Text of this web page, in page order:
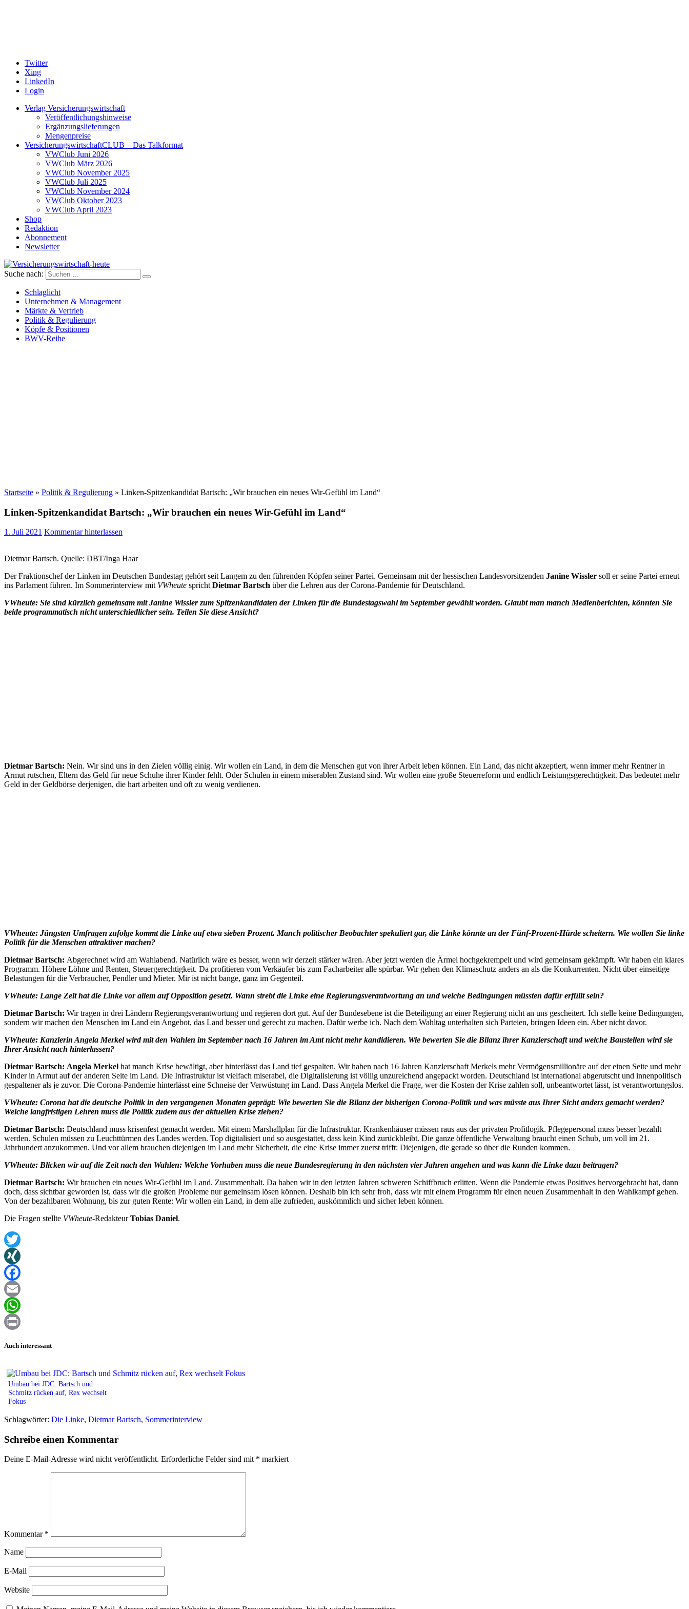
Twitter
Xing
LinkedIn
Login
Verlag Versicherungswirtschaft
Veröffentlichungshinweise
Ergänzungslieferungen
Mengenpreise
VersicherungswirtschaftCLUB – Das Talkformat
VWClub Juni 2026
VWClub März 2026
VWClub November 2025
VWClub Juli 2025
VWClub November 2024
VWClub Oktober 2023
VWClub April 2023
Shop
Redaktion
Abonnement
Newsletter
Versicherungswirtschaft-heute
Suche nach:
Schlaglicht
Unternehmen & Management
Märkte & Vertrieb
Politik & Regulierung
Köpfe & Positionen
BWV-Reihe
Startseite » Politik & Regulierung » Linken-Spitzenkandidat Bartsch: „Wir brauchen ein neues Wir-Gefühl im Land“
Linken-Spitzenkandidat Bartsch: „Wir brauchen ein neues Wir-Gefühl im Land“
1. Juli 2021 Kommentar hinterlassen
Dietmar Bartsch. Quelle: DBT/Inga Haar
Der Fraktionschef der Linken im Deutschen Bundestag gehört seit Langem zu den führenden Köpfen seiner Partei. Gemeinsam mit der hessischen Landesvorsitzenden Janine Wissler soll er seine Partei erneut
ins Parlament führen. Im Sommerinterview mit VWheute sprichtDietmar Bartsch über die Lehren aus der Corona-Pandemie für Deutschland.
VWheute: Sie sind kürzlich gemeinsam mit Janine Wissler zum Spitzenkandidaten der Linken für die Bundestagswahl im September gewählt worden. Glaubt man manch Medienberichten, könnten Sie
beide programmatisch nicht unterschiedlicher sein. Teilen Sie diese Ansicht?
Dietmar Bartsch: Nein. Wir sind uns in den Zielen völlig einig. Wir wollen ein Land, in dem die Menschen gut von ihrer Arbeit leben können. Ein Land, das nicht akzeptiert, wenn immer mehr Rentner in
Armut rutschen, Eltern das Geld für neue Schuhe ihrer Kinder fehlt. Oder Schulen in einem miserablen Zustand sind. Wir wollen eine große Steuerreform und endlich Leistungsgerechtigkeit. Das bedeutet mehr
Geld in der Geldbörse derjenigen, die hart arbeiten und oft zu wenig verdienen.
VWheute: Jüngsten Umfragen zufolge kommt die Linke auf etwa sieben Prozent. Manch politischer Beobachter spekuliert gar, die Linke könnte an der Fünf-Prozent-Hürde scheitern. Wie wollen Sie linke
Politik für die Menschen attraktiver machen?
Dietmar Bartsch: Abgerechnet wird am Wahlabend. Natürlich wäre es besser, wenn wir derzeit stärker wären. Aber jetzt werden die Ärmel hochgekrempelt und wird gemeinsam gekämpft. Wir haben ein klares
Programm. Höhere Löhne und Renten, Steuergerechtigkeit. Da profitieren vom Verkäufer bis zum Facharbeiter alle spürbar. Wir gehen den Klimaschutz anders an als die Konkurrenten. Nicht über einseitige
Belastungen für die Verbraucher, Pendler und Mieter. Mir ist nicht bange, ganz im Gegenteil.
VWheute: Lange Zeit hat die Linke vor allem auf Opposition gesetzt. Wann strebt die Linke eine Regierungsverantwortung an und welche Bedingungen müssten dafür erfüllt sein?
Dietmar Bartsch: Wir tragen in drei Ländern Regierungsverantwortung und regieren dort gut. Auf der Bundesebene ist die Beteiligung an einer Regierung nicht an uns gescheitert. Ich stelle keine Bedingungen,
sondern wir machen den Menschen im Land ein Angebot, das Land besser und gerecht zu machen. Dafür werbe ich. Nach dem Wahltag unterhalten sich Parteien, bringen Ideen ein. Aber nicht davor.
VWheute: Kanzlerin Angela Merkel wird mit den Wahlen im September nach 16 Jahren im Amt nicht mehr kandidieren. Wie bewerten Sie die Bilanz ihrer Kanzlerschaft und welche Baustellen wird sie
Ihrer Ansicht nach hinterlassen?
Dietmar Bartsch: Angela Merkel hat manch Krise bewältigt, aber hinterlässt das Land tief gespalten. Wir haben nach 16 Jahren Kanzlerschaft Merkels mehr Vermögensmillionäre auf der einen Seite und mehr
Kinder in Armut auf der anderen Seite im Land. Die Infrastruktur ist vielfach miserabel, die Digitalisierung ist völlig unzureichend angepackt worden. Deutschland ist international abgerutscht und innenpolitisch
gespaltener als je zuvor. Die Corona-Pandemie hinterlässt eine Schneise der Verwüstung im Land. Dass Angela Merkel die Frage, wer die Kosten der Krise zahlen soll, unbeantwortet lässt, ist verantwortungslos.
VWheute: Corona hat die deutsche Politik in den vergangenen Monaten geprägt: Wie bewerten Sie die Bilanz der bisherigen Corona-Politik und was müsste aus Ihrer Sicht anders gemacht werden?
Welche langfristigen Lehren muss die Politik zudem aus der aktuellen Krise ziehen?
Dietmar Bartsch: Deutschland muss krisenfest gemacht werden. Mit einem Marshallplan für die Infrastruktur. Krankenhäuser müssen raus aus der privaten Profitlogik. Pflegepersonal muss besser bezahlt
werden. Schulen müssen zu Leuchttürmen des Landes werden. Top digitalisiert und so ausgestattet, dass kein Kind zurückbleibt. Die ganze öffentliche Verwaltung braucht einen Schub, um voll im 21.
Jahrhundert anzukommen. Und vor allem brauchen diejenigen im Land mehr Sicherheit, die eine Krise immer zuerst trifft: Diejenigen, die gerade so über die Runden kommen.
VWheute: Blicken wir auf die Zeit nach den Wahlen: Welche Vorhaben muss die neue Bundesregierung in den nächsten vier Jahren angehen und was kann die Linke dazu beitragen?
Dietmar Bartsch: Wir brauchen ein neues Wir-Gefühl im Land. Zusammenhalt. Da haben wir in den letzten Jahren schweren Schiffbruch erlitten. Wenn die Pandemie etwas Positives hervorgebracht hat, dann
doch, dass sichtbar geworden ist, dass wir die großen Probleme nur gemeinsam lösen können. Deshalb bin ich sehr froh, dass wir mit einem Programm für einen neuen Zusammenhalt in den Wahlkampf gehen.
Von der bezahlbaren Wohnung, bis zur guten Rente: Wir wollen ein Land, in dem alle zufrieden, auskömmlich und sicher leben können.
Die Fragen stellte VWheute-RedakteurTobias Daniel.
Twitter
XING
Facebook
Email
WhatsApp
Auch interessant
Umbau bei JDC: Bartsch und
Schmitz rücken auf, Rex wechselt
Fokus
Schlagwörter: Die Linke, Dietmar Bartsch, Sommerinterview
Schreibe einen Kommentar
Deine E-Mail-Adresse wird nicht veröffentlicht. Erforderliche Felder sind mit * markiert
Kommentar *
Name
E-Mail
Website